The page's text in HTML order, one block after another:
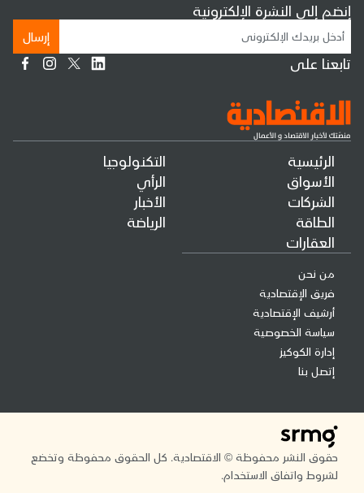
الرئيسية
الأسواق
الشركات
الطاقة
العقارات
التكنولوجيا
الرأي
الأخبار
الرياضة
من نحن
فريق الإقتصادية
أرشيف الإقتصادية
سياسة الخصوصية
إدارة الكوكيز
إتصل بنا
إنضم إلى النشرة الإلكترونية
إرسال
تابعنا على
حقوق النشر محفوظة © الاقتصادية. كل الحقوق محفوظة وتخضع
لشروط واتفاق الاستخدام.